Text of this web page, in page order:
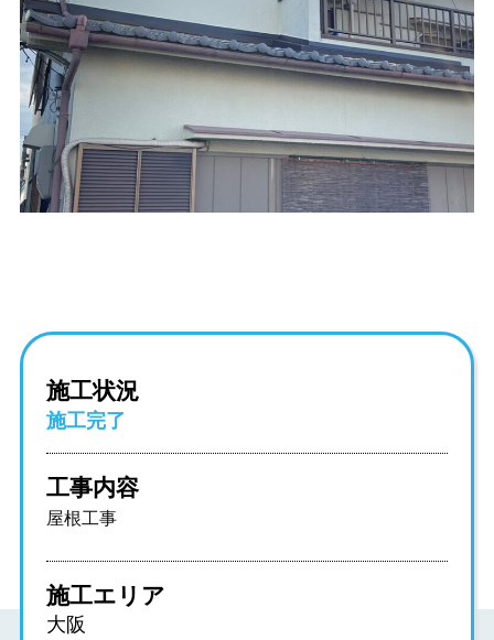
施工状況
施工完了
工事内容
屋根工事
施工エリア
大阪